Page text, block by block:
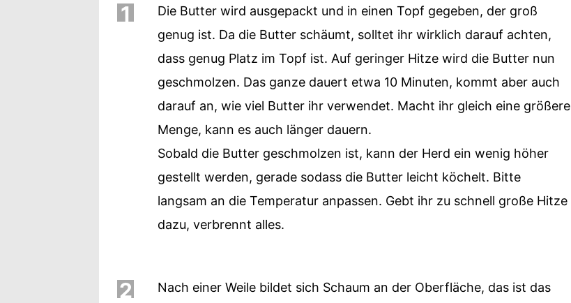
1
Die Butter wird ausgepackt und in einen Topf gegeben, der groß
genug ist. Da die Butter schäumt, solltet ihr wirklich darauf achten,
dass genug Platz im Topf ist. Auf geringer Hitze wird die Butter nun
geschmolzen. Das ganze dauert etwa 10 Minuten, kommt aber auch
darauf an, wie viel Butter ihr verwendet. Macht ihr gleich eine größere
Menge, kann es auch länger dauern.
Sobald die Butter geschmolzen ist, kann der Herd ein wenig höher
gestellt werden, gerade sodass die Butter leicht köchelt. Bitte
langsam an die Temperatur anpassen. Gebt ihr zu schnell große Hitze
dazu, verbrennt alles.
2
Nach einer Weile bildet sich Schaum an der Oberfläche, das ist das